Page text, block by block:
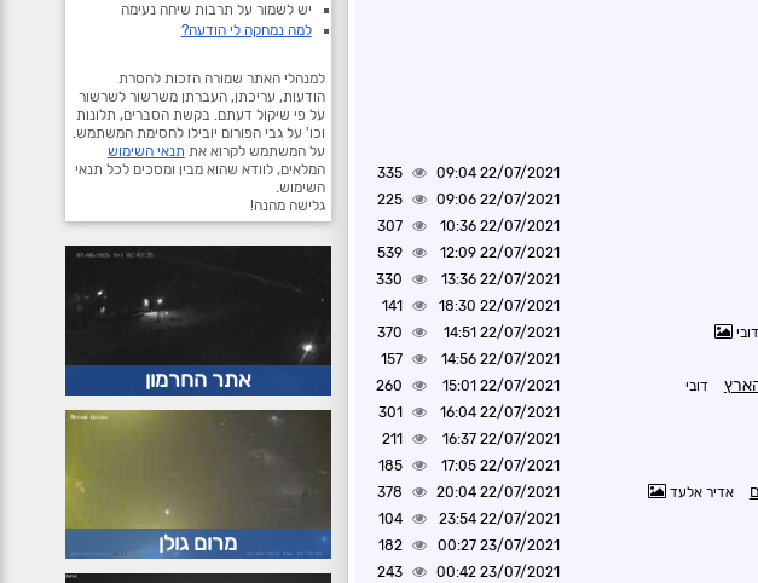
22/07/2021 09:04
335
22/07/2021 09:06
225
22/07/2021 10:36
307
22/07/2021 12:09
539
22/07/2021 13:36
330
22/07/2021 18:30
141
דובי 22/07/2021 14:51
370
22/07/2021 14:56
157
דובי 22/07/2021 15:01
260
22/07/2021 16:04
301
22/07/2021 16:37
211
22/07/2021 17:05
185
אדיר אלעד 22/07/2021 20:04
378
22/07/2021 23:54
104
23/07/2021 00:27
182
23/07/2021 00:42
243
יש לשמור על תרבות שיחה נעימה
למה נמחקה לי הודעה?
למנהלי האתר שמורה הזכות להסרת
הודעות, עריכתן, העברתן משרשור לשרשור
על פי שיקול דעתם. בקשת הסברים, תלונות
וכו' על גבי הפורום יובילו לחסימת המשתמש.
על המשתמש לקרוא את תנאי השימוש
המלאים, לוודא שהוא מבין ומסכים לכל תנאי
השימוש.
גלישה מהנה!
אתר החרמון
מרום גולן